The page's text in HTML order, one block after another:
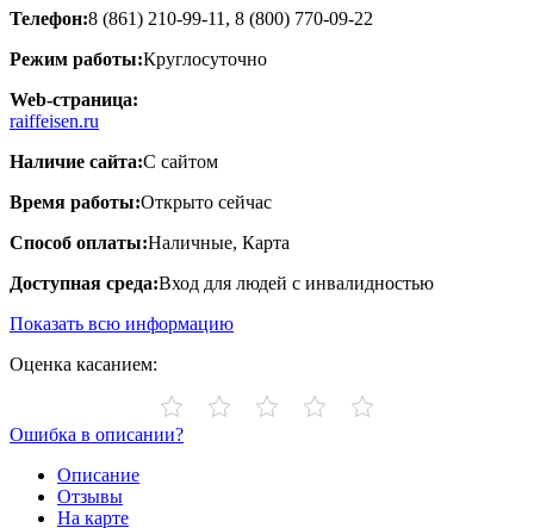
Телефон:8 (861) 210-99-11, 8 (800) 770-09-22
Режим работы:Круглосуточно
Web-страница:
raiffeisen.ru
Наличие сайта:С сайтом
Время работы:Открыто сейчас
Способ оплаты:Наличные, Карта
Доступная среда:Вход для людей с инвалидностью
Показать всю информацию
Оценка касанием:
Ошибка в описании?
Описание
Отзывы
На карте